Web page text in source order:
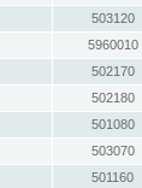
503120
5960010
502170
502180
501080
503070
501160